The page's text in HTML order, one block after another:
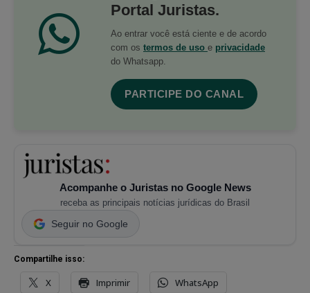
Portal Juristas.
Ao entrar você está ciente e de acordo
com os termos de uso e privacidade
do Whatsapp.
PARTICIPE DO CANAL
Acompanhe o Juristas no Google News
receba as principais notícias jurídicas do Brasil
Seguir no Google
Compartilhe isso:
X Imprimir WhatsApp